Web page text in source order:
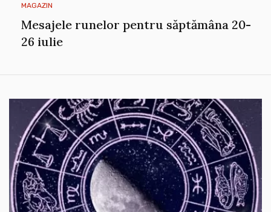
MAGAZIN
Mesajele runelor pentru săptămâna 20-
26 iulie